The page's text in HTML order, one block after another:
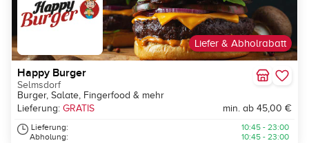
Liefer & Abholrabatt
Happy Burger
Selmsdorf
Burger, Salate, Fingerfood & mehr
Lieferung: GRATIS min. ab 45,00 €
Lieferung:
Abholung:
10:45 - 23:00
10:45 - 23:00